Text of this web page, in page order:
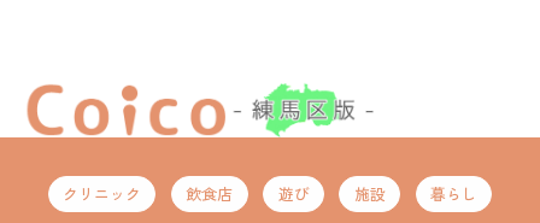
クリニック 飲食店 遊び 施設 暮らし